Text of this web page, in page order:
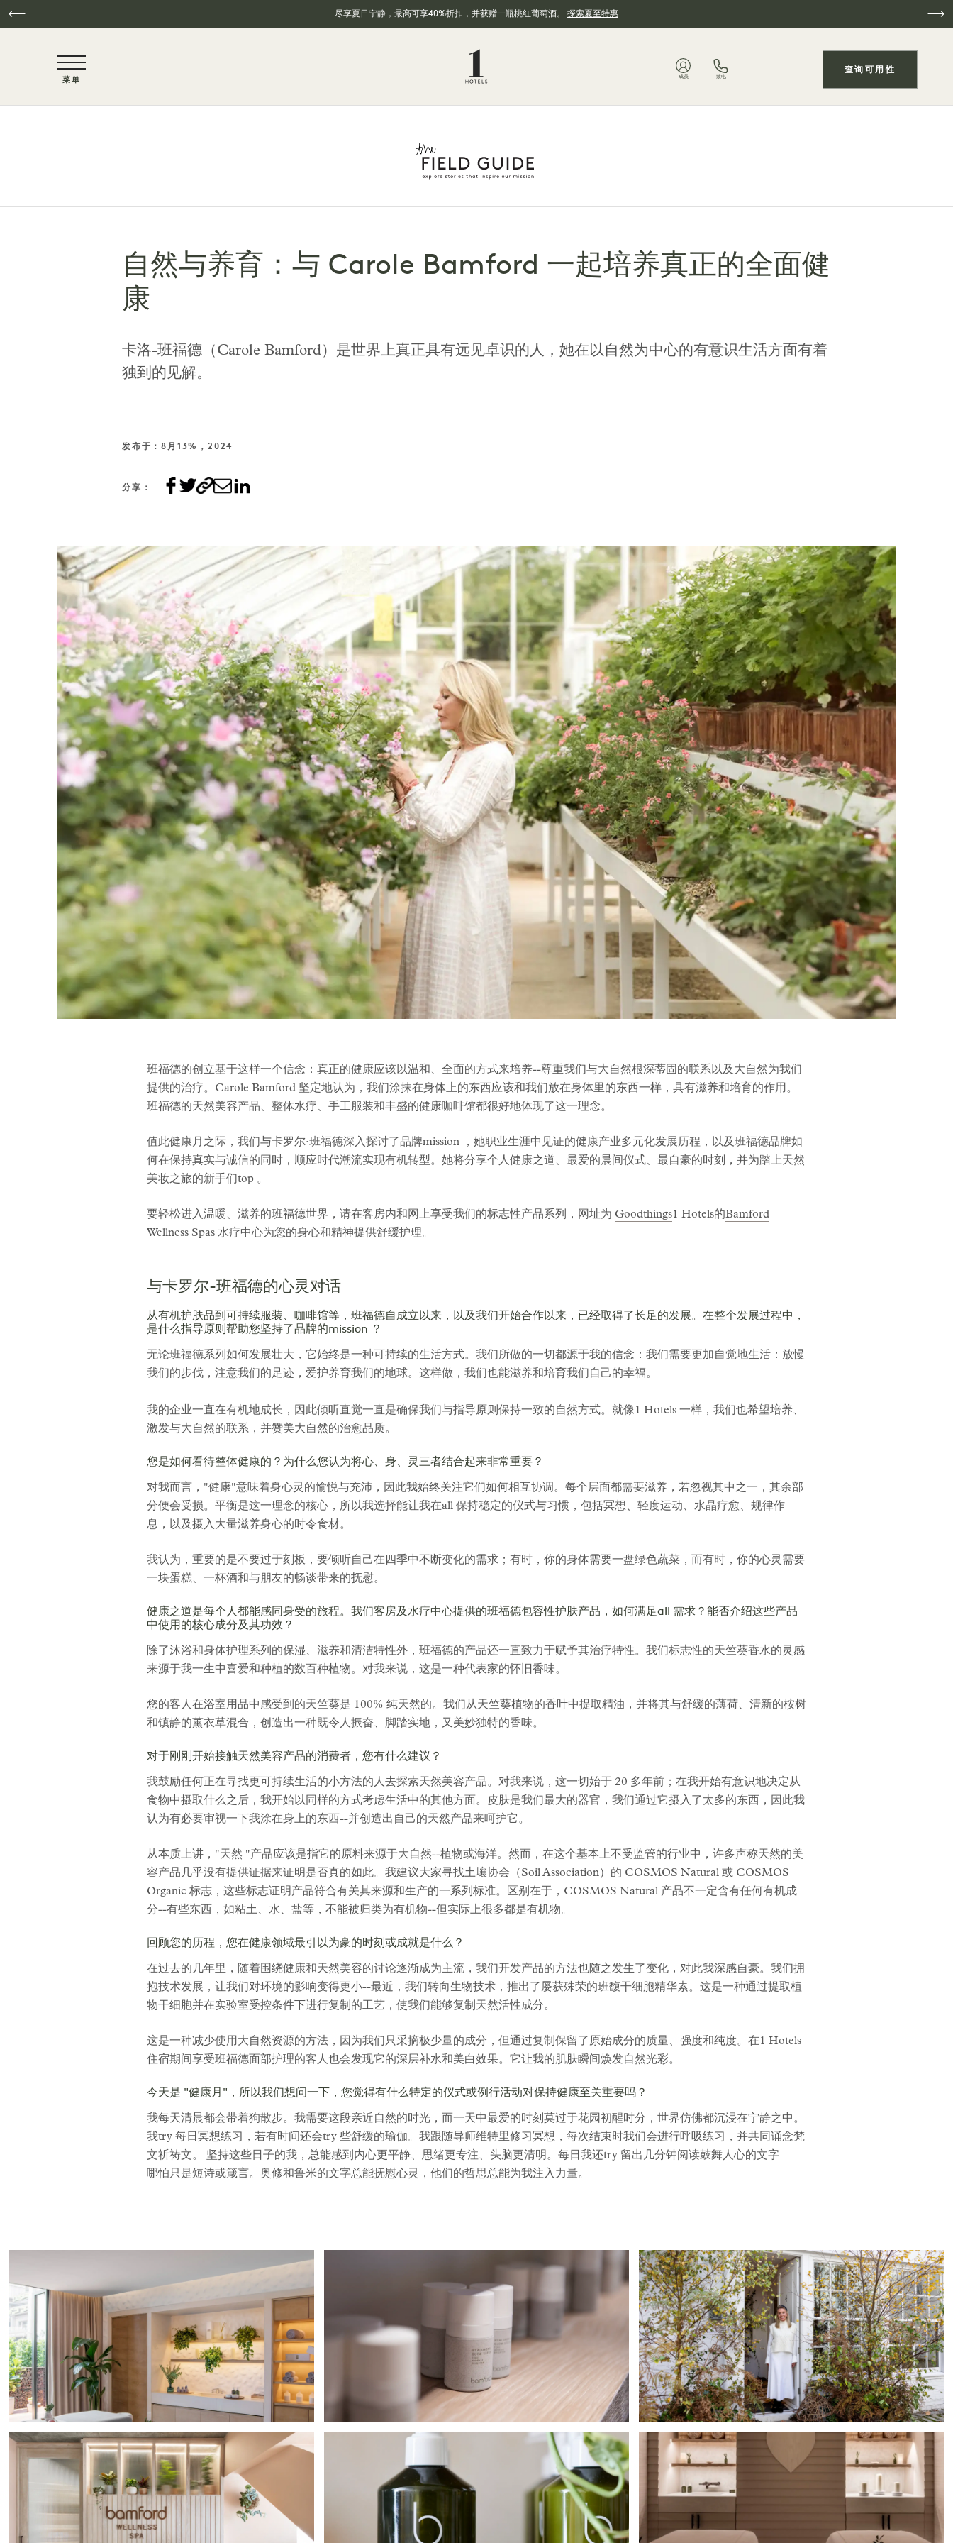
尽享夏日宁静，最高可享40%折扣，并获赠一瓶桃红葡萄酒。 探索夏至特惠
NaN / 6
菜单 成员 致电
查询可用性
自然与养育：与 Carole Bamford 一起培养真正的全面健
康
卡洛-班福德（Carole Bamford）是世界上真正具有远见卓识的人，她在以自然为中心的有意识生活方面有着
独到的见解。
发布于：8月13%，2024
分享：
班福德的创立基于这样一个信念：真正的健康应该以温和、全面的方式来培养--尊重我们与大自然根深蒂固的联系以及大自然为我们
提供的治疗。Carole Bamford 坚定地认为，我们涂抹在身体上的东西应该和我们放在身体里的东西一样，具有滋养和培育的作用。
班福德的天然美容产品、整体水疗、手工服装和丰盛的健康咖啡馆都很好地体现了这一理念。
值此健康月之际，我们与卡罗尔·班福德深入探讨了品牌mission ，她职业生涯中见证的健康产业多元化发展历程，以及班福德品牌如
何在保持真实与诚信的同时，顺应时代潮流实现有机转型。她将分享个人健康之道、最爱的晨间仪式、最自豪的时刻，并为踏上天然
美妆之旅的新手们top 。
要轻松进入温暖、滋养的班福德世界，请在客房内和网上享受我们的标志性产品系列，网址为 Goodthings1 Hotels的Bamford
Wellness Spas 水疗中心为您的身心和精神提供舒缓护理。
与卡罗尔-班福德的心灵对话
从有机护肤品到可持续服装、咖啡馆等，班福德自成立以来，以及我们开始合作以来，已经取得了长足的发展。在整个发展过程中，
是什么指导原则帮助您坚持了品牌的mission ？
无论班福德系列如何发展壮大，它始终是一种可持续的生活方式。我们所做的一切都源于我的信念：我们需要更加自觉地生活：放慢
我们的步伐，注意我们的足迹，爱护养育我们的地球。这样做，我们也能滋养和培育我们自己的幸福。
我的企业一直在有机地成长，因此倾听直觉一直是确保我们与指导原则保持一致的自然方式。就像1 Hotels 一样，我们也希望培养、
激发与大自然的联系，并赞美大自然的治愈品质。
您是如何看待整体健康的？为什么您认为将心、身、灵三者结合起来非常重要？
对我而言，"健康"意味着身心灵的愉悦与充沛，因此我始终关注它们如何相互协调。每个层面都需要滋养，若忽视其中之一，其余部
分便会受损。平衡是这一理念的核心，所以我选择能让我在all 保持稳定的仪式与习惯，包括冥想、轻度运动、水晶疗愈、规律作
息，以及摄入大量滋养身心的时令食材。
我认为，重要的是不要过于刻板，要倾听自己在四季中不断变化的需求；有时，你的身体需要一盘绿色蔬菜，而有时，你的心灵需要
一块蛋糕、一杯酒和与朋友的畅谈带来的抚慰。
健康之道是每个人都能感同身受的旅程。我们客房及水疗中心提供的班福德包容性护肤产品，如何满足all 需求？能否介绍这些产品
中使用的核心成分及其功效？
除了沐浴和身体护理系列的保湿、滋养和清洁特性外，班福德的产品还一直致力于赋予其治疗特性。我们标志性的天竺葵香水的灵感
来源于我一生中喜爱和种植的数百种植物。对我来说，这是一种代表家的怀旧香味。
您的客人在浴室用品中感受到的天竺葵是 100% 纯天然的。我们从天竺葵植物的香叶中提取精油，并将其与舒缓的薄荷、清新的桉树
和镇静的薰衣草混合，创造出一种既令人振奋、脚踏实地，又美妙独特的香味。
对于刚刚开始接触天然美容产品的消费者，您有什么建议？
我鼓励任何正在寻找更可持续生活的小方法的人去探索天然美容产品。对我来说，这一切始于 20 多年前；在我开始有意识地决定从
食物中摄取什么之后，我开始以同样的方式考虑生活中的其他方面。皮肤是我们最大的器官，我们通过它摄入了太多的东西，因此我
认为有必要审视一下我涂在身上的东西--并创造出自己的天然产品来呵护它。
从本质上讲，"天然 "产品应该是指它的原料来源于大自然--植物或海洋。然而，在这个基本上不受监管的行业中，许多声称天然的美
容产品几乎没有提供证据来证明是否真的如此。我建议大家寻找土壤协会（Soil Association）的 COSMOS Natural 或 COSMOS
Organic 标志，这些标志证明产品符合有关其来源和生产的一系列标准。区别在于，COSMOS Natural 产品不一定含有任何有机成
分--有些东西，如粘土、水、盐等，不能被归类为有机物--但实际上很多都是有机物。
回顾您的历程，您在健康领域最引以为豪的时刻或成就是什么？
在过去的几年里，随着围绕健康和天然美容的讨论逐渐成为主流，我们开发产品的方法也随之发生了变化，对此我深感自豪。我们拥
抱技术发展，让我们对环境的影响变得更小--最近，我们转向生物技术，推出了屡获殊荣的班馥干细胞精华素。这是一种通过提取植
物干细胞并在实验室受控条件下进行复制的工艺，使我们能够复制天然活性成分。
这是一种减少使用大自然资源的方法，因为我们只采摘极少量的成分，但通过复制保留了原始成分的质量、强度和纯度。在1 Hotels
住宿期间享受班福德面部护理的客人也会发现它的深层补水和美白效果。它让我的肌肤瞬间焕发自然光彩。
今天是 "健康月"，所以我们想问一下，您觉得有什么特定的仪式或例行活动对保持健康至关重要吗？
我每天清晨都会带着狗散步。我需要这段亲近自然的时光，而一天中最爱的时刻莫过于花园初醒时分，世界仿佛都沉浸在宁静之中。
我try 每日冥想练习，若有时间还会try 些舒缓的瑜伽。我跟随导师维特里修习冥想，每次结束时我们会进行呼吸练习，并共同诵念梵
文祈祷文。 坚持这些日子的我，总能感到内心更平静、思绪更专注、头脑更清明。每日我还try 留出几分钟阅读鼓舞人心的文字——
哪怕只是短诗或箴言。奥修和鲁米的文字总能抚慰心灵，他们的哲思总能为我注入力量。